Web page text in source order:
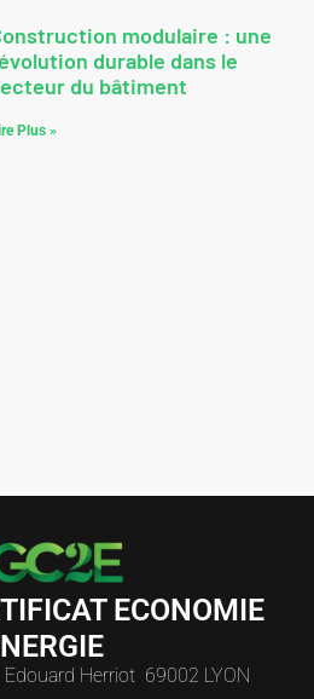
modulaire : une
durable dans le
du bâtiment
Plus »
ECONOMIE
Herriot 69002 LYON